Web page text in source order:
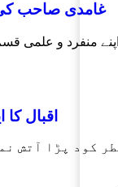
غامدی صاحب
منفرد و علمی
اقبال
کود پڑا آتش